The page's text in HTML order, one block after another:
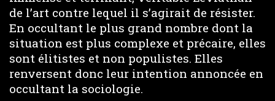
de l’art contre lequel il s’agirait de résister.
En occultant le plus grand nombre dont la
situation est plus complexe et précaire, elles
sont élitistes et non populistes. Elles
renversent donc leur intention annoncée en
occultant la sociologie.